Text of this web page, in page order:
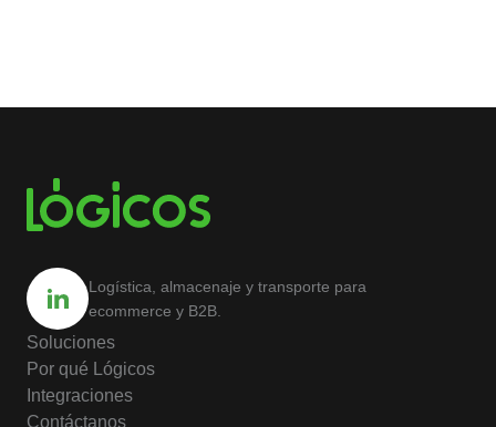
Logística, almacenaje y transporte para
ecommerce y B2B.
Soluciones
Por qué Lógicos
Integraciones
Contáctanos